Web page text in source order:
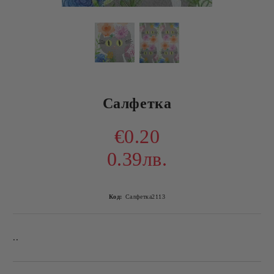
Салфетка
€0.20
0.39лв.
Код: Салфетка2113
..